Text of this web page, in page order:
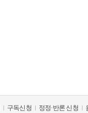
구독신청 정정·반론 신청